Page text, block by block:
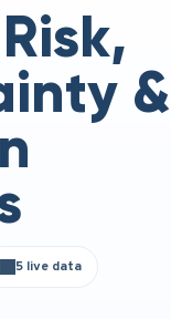
&
5 live data